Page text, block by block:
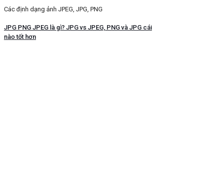
Các định dạng ảnh JPEG, JPG, PNG
JPG PNG JPEG là gì? JPG vs JPEG, PNG và JPG cái
nào tốt hơn